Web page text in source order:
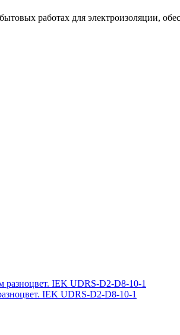
работах для электроизоляции,
IEK UDRS-D2-D8-10-1